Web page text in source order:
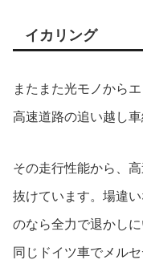
イカリング
またまた光モノから
高速道路の追い越し車
その走行性能から、
抜けています。場違
のなら全力で退かしに
同じドイツ車でメル